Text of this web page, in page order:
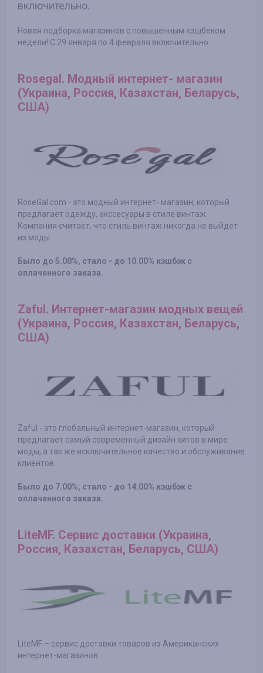
включительно.
Новая подборка магазинов с повышенным кэшбеком
недели! С 29 января по 4 февраля включительно.
Rosegal. Модный интернет- магазин
(Украина, Россия, Казахстан, Беларусь,
США)
RoseGal com - это модный интернет- магазин, который
предлагает одежду, акссесуары в стиле винтаж.
Компания считает, что стиль винтаж никогда не выйдет
из моды.
Было до 5.00%, стало - до 10.00% кэшбэк с
оплаченного заказа.
Zaful. Интернет-магазин модных вещей
(Украина, Россия, Казахстан, Беларусь,
США)
Zaful - это глобальный интернет-магазин, который
предлагает самый современный дизайн хитов в мире
моды, а так же исключительное качество и обслуживание
клиентов.
Было до 7.00%, стало - до 14.00% кэшбэк с
оплаченного заказа.
LiteMF. Сервис доставки (Украина,
Россия, Казахстан, Беларусь, США)
LiteMF – сервис доставки товаров из Американских
интернет-магазинов.